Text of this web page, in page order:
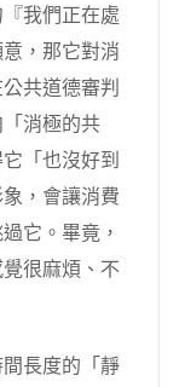
我們正在處
，那它對消
共道德審判
消極的共
「也沒好到
，會讓消費
它。畢竟，
很麻煩、不
長度的「靜